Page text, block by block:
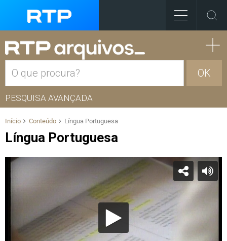
OK
PESQUISA AVANÇADA
Início Conteúdo Língua Portuguesa
Língua Portuguesa